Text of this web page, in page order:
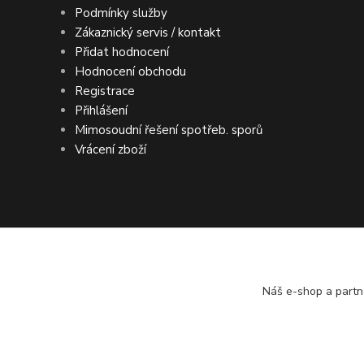
Podmínky služby
Zákaznický servis / kontakt
Přidat hodnocení
Hodnocení obchodu
Registrace
Přihlášení
Mimosoudní řešení spotřeb. sporů
Vrácení zboží
DOPRAVA ZDARMA po ČR a SR ●
Náš e-shop a